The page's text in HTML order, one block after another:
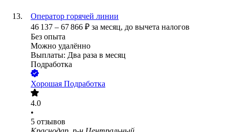
Оператор горячей линии
46 137 – 67 866 ₽ за месяц, до вычета налогов
Без опыта
Можно удалённо
Выплаты: Два раза в месяц
Подработка
Хорошая Подработка
4.0
•
5 отзывов